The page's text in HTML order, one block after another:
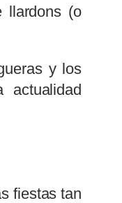
llardons (o
y los
fiestas tan